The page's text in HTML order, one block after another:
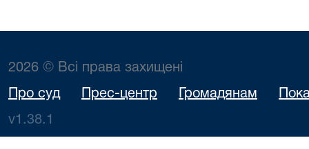
2026 © Всі права захищені
Про суд Прес-центр Громадянам
v1.38.1